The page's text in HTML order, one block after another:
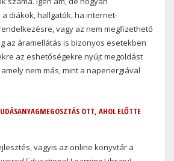
diákok, hallgatók, ha internet-
vagy az nem megfizethető
az áramellátás is bizonyos esetekben
az eshetőségekre nyújt megoldást
nem más, mint a napenergiával
OTT, AHOL ELŐTTE
vagyis az online könyvtár a